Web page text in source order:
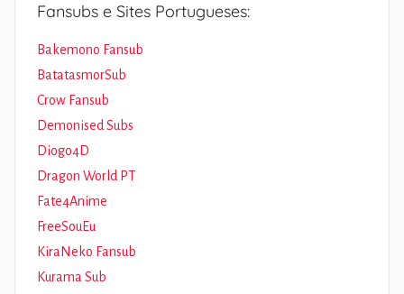
Fansubs e Sites Portugueses:
Bakemono Fansub
BatatasmorSub
Crow Fansub
Demonised Subs
Diogo4D
Dragon World PT
Fate4Anime
FreeSouEu
KiraNeko Fansub
Kurama Sub